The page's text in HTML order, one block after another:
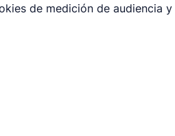
de medición de audiencia y